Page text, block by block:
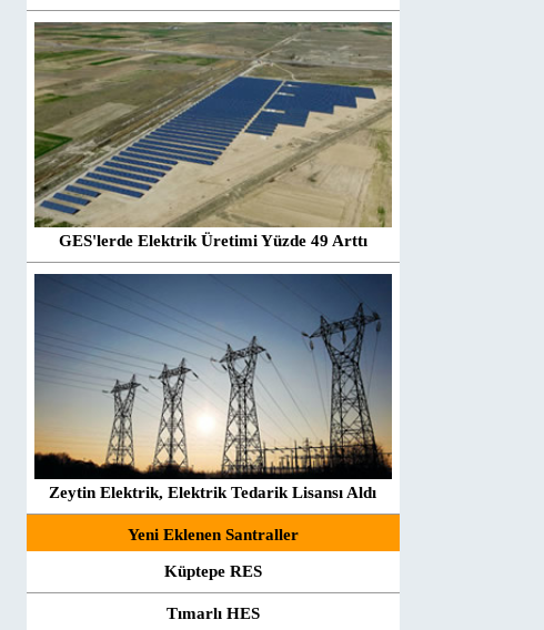
GES'lerde Elektrik Üretimi Yüzde 49 Arttı
Zeytin Elektrik, Elektrik Tedarik Lisansı Aldı
Yeni Eklenen Santraller
Küptepe RES
Tımarlı HES